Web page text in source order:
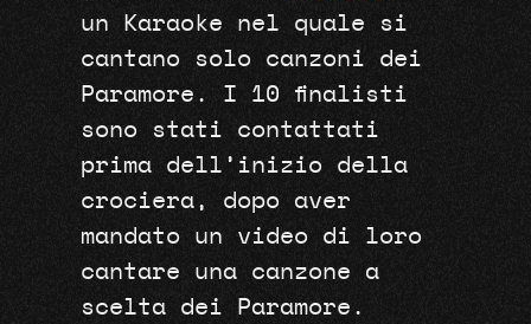
un Karaoke nel quale si
cantano solo canzoni dei
Paramore. I 10 finalisti
sono stati contattati
prima dell’inizio della
crociera, dopo aver
mandato un video di loro
cantare una canzone a
scelta dei Paramore.